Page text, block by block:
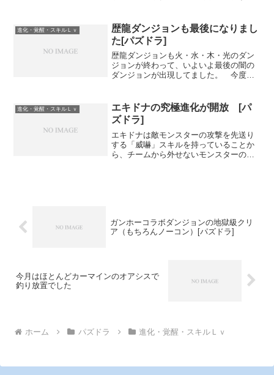
ラを 確保できました。 パズドラＺコラ
ボダンジョンの１～４戦...
進化・覚醒・スキルＬｖ
歴龍ダンジョンも最後になりまし
た[パズドラ]
歴龍ダンジョンも火・水・木・光のダン
ジョンが終わって、いよいよ最後の闇の
ダンジョンが出現してました。 今度の
ダンジョンで使用するドロップは火・
木・光なので、攻撃先送りス...
進化・覚醒・スキルＬｖ
エキドナの究極進化が開放 [パ
ズドラ]
エキドナは敵モンスターの攻撃を先送り
する「威嚇」スキルを持っていることか
ら、チームから外せないモンスターの１
ガンホーコラボダンジョンの地獄級クリ
ア（もちろんノーコン）[パズドラ]
今月はほとんどカーマインのオアシスで
釣り放置でした
ホーム パズドラ 進化・覚醒・スキルＬｖ